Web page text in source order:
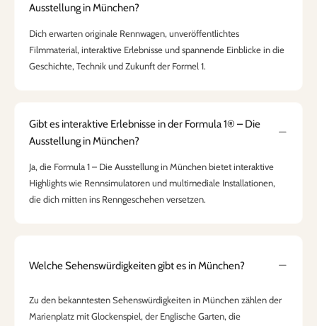
Ausstellung in München?
Dich erwarten originale Rennwagen, unveröffentlichtes
Filmmaterial, interaktive Erlebnisse und spannende Einblicke in die
Geschichte, Technik und Zukunft der Formel 1.
Gibt es interaktive Erlebnisse in der Formula 1® – Die
Ausstellung in München?
Ja, die Formula 1 – Die Ausstellung in München bietet interaktive
Highlights wie Rennsimulatoren und multimediale Installationen,
die dich mitten ins Renngeschehen versetzen.
Welche Sehenswürdigkeiten gibt es in München?
Zu den bekanntesten Sehenswürdigkeiten in München zählen der
Marienplatz mit Glockenspiel, der Englische Garten, die